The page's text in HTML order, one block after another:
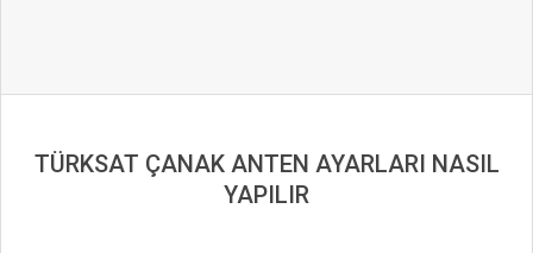
TÜRKSAT ÇANAK ANTEN AYARLARI NASIL
YAPILIR